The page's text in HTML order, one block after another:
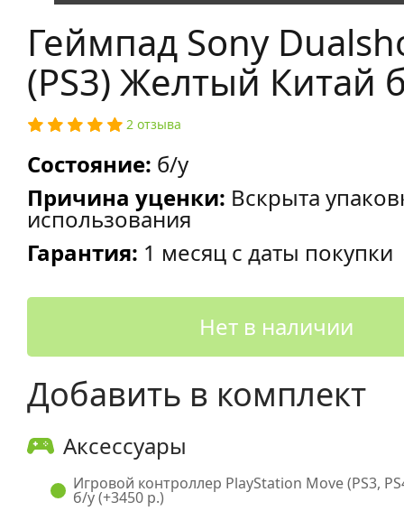
Геймпад Sony
(PS3) Желтый Китай
2 отзыва
Состояние: б/у
Причина уценки: Вскрыта
использования
Гарантия: 1 месяц с даты покупки
Нет в наличии
Добавить в комплект
Аксессуары
Игровой контроллер PlayStation Move (PS3,
б/у (+3450 р.)